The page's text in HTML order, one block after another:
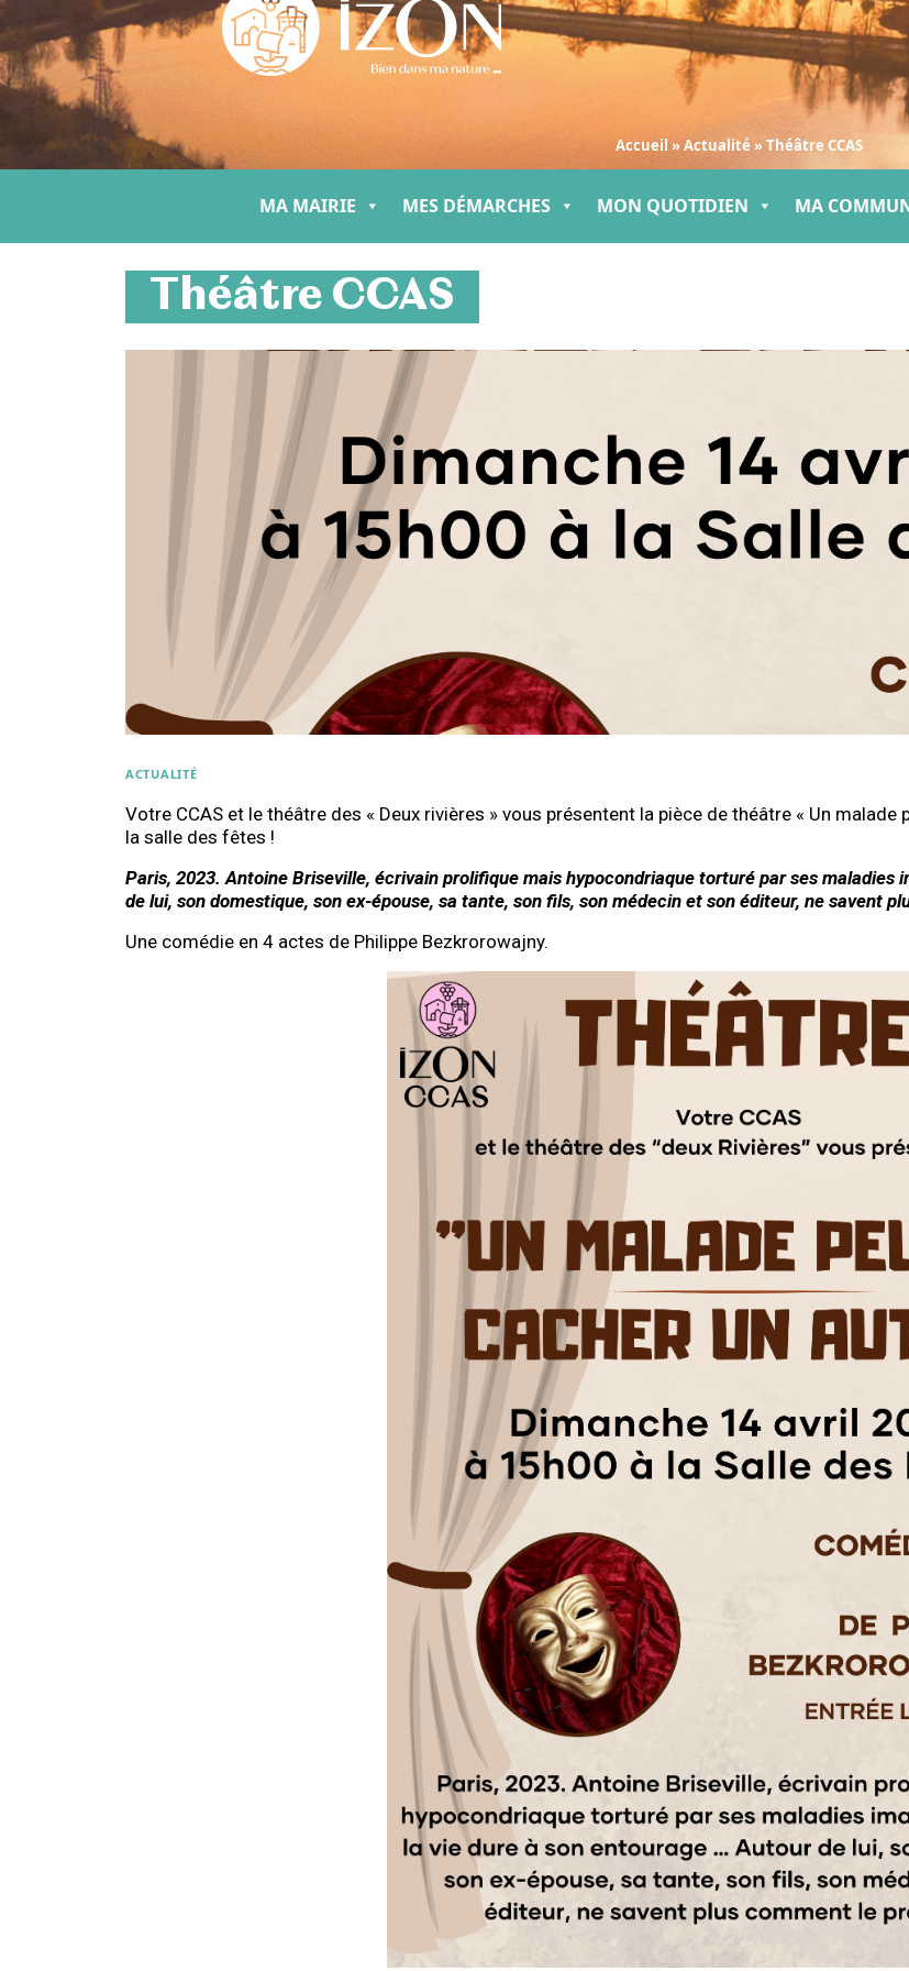
Accueil »Actualité »Théâtre CCAS
MA MAIRIE MES DÉMARCHES MON QUOTIDIEN MA
Théâtre CCAS
ACTUALITÉ
Votre CCAS et le théâtre des « Deux rivières » vous présentent la pièce de théâtre « Un
la salle des fêtes !
Paris, 2023. Antoine Briseville, écrivain prolifique mais hypocondriaque torturé par ses maladies
de lui, son domestique, son ex-épouse, sa tante, son fils, son médecin et son éditeur, ne savent
Une comédie en 4 actes de Philippe Bezkrorowajny.